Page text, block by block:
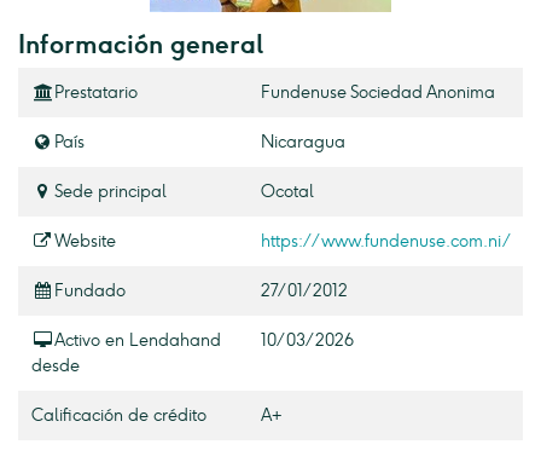
Información general
Prestatario Fundenuse Sociedad Anonima
País Nicaragua
Sede principal Ocotal
Website https://www.fundenuse.com.ni/
Fundado 27/01/2012
Activo en Lendahand
desde
10/03/2026
Calificación de crédito A+